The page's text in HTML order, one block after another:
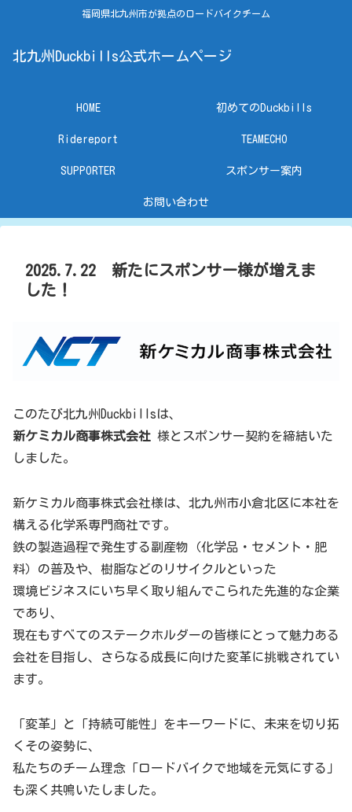
福岡県北九州市が拠点のロードバイクチーム
北九州Duckbills公式ホームページ
HOME 初めてのDuckbills
Ridereport TEAMECHO
SUPPORTER スポンサー案内
お問い合わせ
2025.7.22 新たにスポンサー様が増えま
した！
このたび北九州Duckbillsは、
新ケミカル商事株式会社 様とスポンサー契約を締結いた
しました。
新ケミカル商事株式会社様は、北九州市小倉北区に本社を
構える化学系専門商社です。
鉄の製造過程で発生する副産物（化学品・セメント・肥
料）の普及や、樹脂などのリサイクルといった
環境ビジネスにいち早く取り組んでこられた先進的な企業
であり、
現在もすべてのステークホルダーの皆様にとって魅力ある
会社を目指し、さらなる成長に向けた変革に挑戦されてい
ます。
「変革」と「持続可能性」をキーワードに、未来を切り拓
くその姿勢に、
私たちのチーム理念「ロードバイクで地域を元気にする」
も深く共鳴いたしました。